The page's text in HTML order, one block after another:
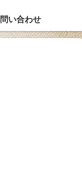
い合わせ